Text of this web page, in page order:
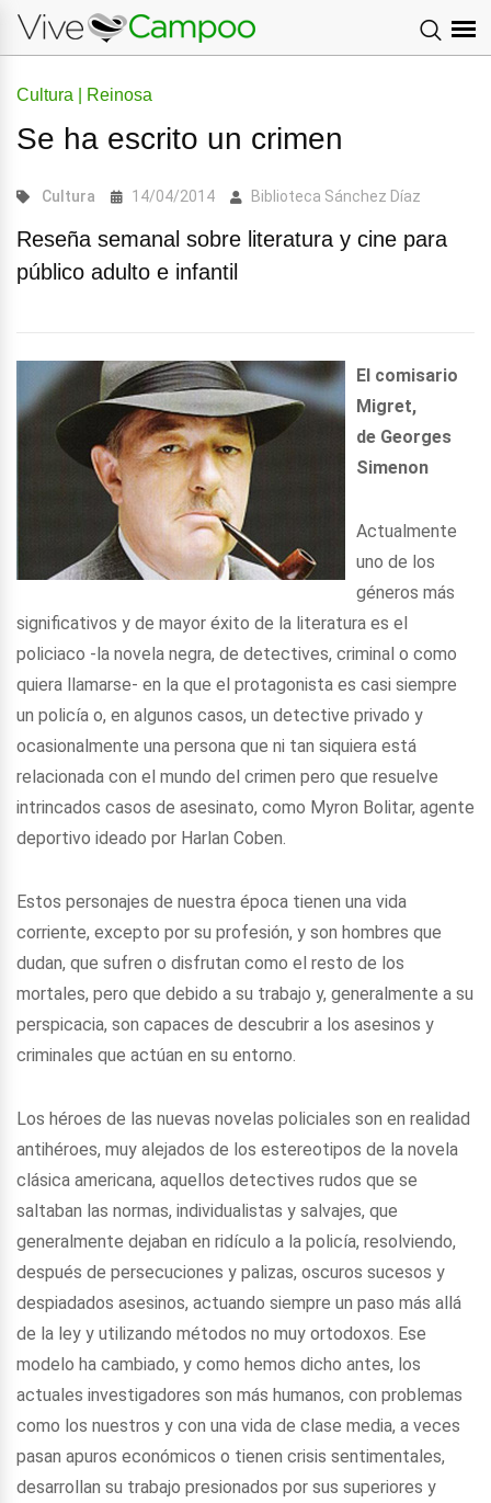
Cultura | Reinosa
Se ha escrito un crimen
Cultura 14/04/2014 Biblioteca Sánchez Díaz
Reseña semanal sobre literatura y cine para
público adulto e infantil
El comisario
Migret,
de Georges
Simenon
Actualmente
uno de los
géneros más
significativos y de mayor éxito de la literatura es el
policiaco -la novela negra, de detectives, criminal o como
quiera llamarse- en la que el protagonista es casi siempre
un policía o, en algunos casos, un detective privado y
ocasionalmente una persona que ni tan siquiera está
relacionada con el mundo del crimen pero que resuelve
intrincados casos de asesinato, como Myron Bolitar, agente
deportivo ideado por Harlan Coben.
Estos personajes de nuestra época tienen una vida
corriente, excepto por su profesión, y son hombres que
dudan, que sufren o disfrutan como el resto de los
mortales, pero que debido a su trabajo y, generalmente a su
perspicacia, son capaces de descubrir a los asesinos y
criminales que actúan en su entorno.
Los héroes de las nuevas novelas policiales son en realidad
antihéroes, muy alejados de los estereotipos de la novela
clásica americana, aquellos detectives rudos que se
saltaban las normas, individualistas y salvajes, que
generalmente dejaban en ridículo a la policía, resolviendo,
después de persecuciones y palizas, oscuros sucesos y
despiadados asesinos, actuando siempre un paso más allá
de la ley y utilizando métodos no muy ortodoxos. Ese
modelo ha cambiado, y como hemos dicho antes, los
actuales investigadores son más humanos, con problemas
como los nuestros y con una vida de clase media, a veces
pasan apuros económicos o tienen crisis sentimentales,
desarrollan su trabajo presionados por sus superiores y